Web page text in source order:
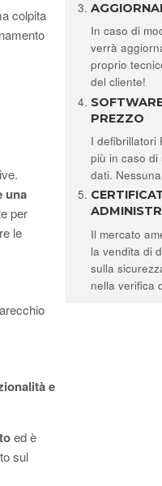
colpita
una
per
le
e
ed è
sul
In caso di
verrà
proprio
del cliente!
PREZZO
I defibrillatori
più in caso
dati.
Il mercato
la vendita di
sulla
nella verifica